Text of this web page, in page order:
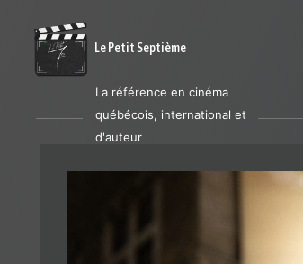
Le Petit Septième
La référence en cinéma
québécois, international et
d'auteur